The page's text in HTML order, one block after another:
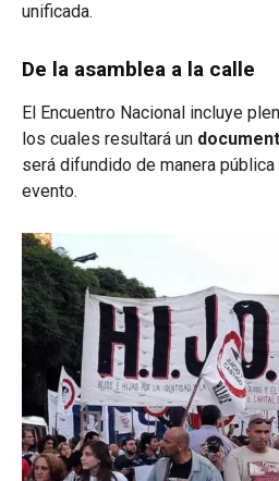
unificada.
De la asamblea a la calle
El Encuentro Nacional incluye
los cuales resultará un
será difundido de manera
evento.